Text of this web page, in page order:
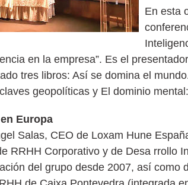
En esta
en la empresa”. Es el
tres libros: Así se domina el
geopolíticas y El dominio
Europa
Salas, CEO de Loxam Hune
RRHH Corporativo y de Desa rrollo
del grupo desde 2007, así